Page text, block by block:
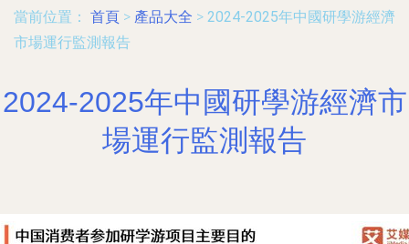
當前位置： 首頁 > 產品大全 > 2024-2025年中國研學游經濟
市場運行監測報告
2024-2025年中國研學游經濟市
場運行監測報告